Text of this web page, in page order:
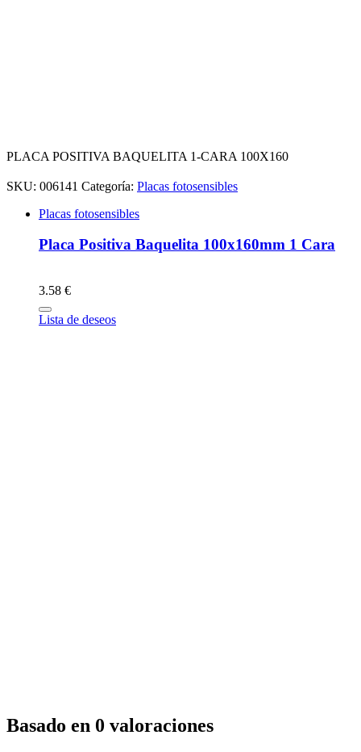
PLACA POSITIVA BAQUELITA 1-CARA 100X160
SKU: 006141 Categoría: Placas fotosensibles
Placas fotosensibles
Placa Positiva Baquelita 100x160mm 1 Cara
3.58 €
Lista de deseos
Basado en 0 valoraciones